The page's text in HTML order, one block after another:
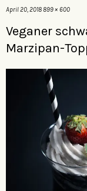
April 20, 2018899 × 600
Veganer
Marzipan-